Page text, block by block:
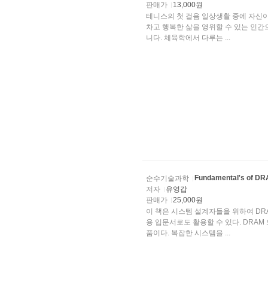
판매가
13,000원
테니스의 첫 걸음 일상생활 중에 자신이 의도하는 대로 움직이는 데에 불편함이 없다면 이는 활기
차고 행복한 삶을 영위할 수 있는 인간으로서의
니다. 체육학에서 다루는 ...
순수기술과학
Fundamental's of
저자
유영갑
판매가
25,000원
이 책은 시스템 설계자들을 위하여
용 입문서로도 활용할 수 있다. DRAM 모듈은 통신, 제어, 컴퓨터 등 시스템 온 칩의 필수적인 부분
품이다. 복잡한 시스템을 ...